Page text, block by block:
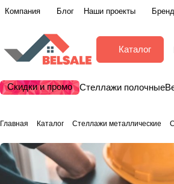
Компания Блог Наши проекты
Каталог
Скидки и промо Стеллажи полочные
Главная Каталог Стеллажи металлические